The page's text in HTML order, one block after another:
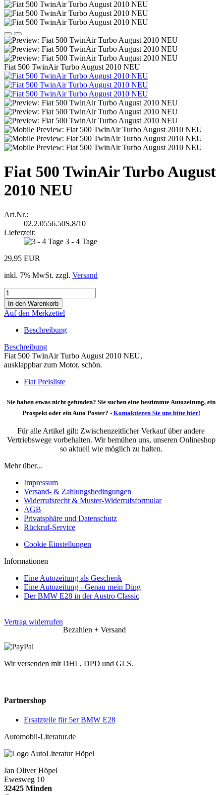
Fiat 500 TwinAir Turbo August 2010 NEU
Fiat 500 TwinAir Turbo August
2010 NEU
Art.Nr.:
02.2.0556.50S,8/10
Lieferzeit:
3 - 4 Tage
29,95 EUR
inkl. 7% MwSt. zzgl. Versand
Auf den Merkzettel
Beschreibung
Beschreibung
Fiat 500 TwinAir Turbo August 2010 NEU,
ausklappbar zum Motor, schön.
Fiat Preisliste
Sie haben etwas nicht gefunden? Sie suchen eine bestimmte Autozeitung, ein
Prospekt oder ein Auto Poster? - Kontaktieren Sie uns bitte hier!
Für alle Artikel gilt: Zwischenzeitlicher Verkauf über andere
Vertriebswege vorbehalten. Wir bemühen uns, unseren Onlineshop
so aktuell wie möglich zu halten.
Mehr über...
Impressum
Versand- & Zahlungsbedingungen
Widerrufsrecht & Muster-Widerrufsformular
AGB
Privatsphäre und Datenschutz
Rückruf-Service
Cookie Einstellungen
Informationen
Eine Autozeitung als Geschenk
Eine Autozeitung - Genau mein Ding
Der BMW E28 in der Austro Classic
Vertrag widerrufen
Bezahlen + Versand
Wir versenden mit DHL, DPD und GLS.
Partnershop
Ersatzteile für 5er BMW E28
Automobil-Literatur.de
Jan Oliver Höpel
Ewesweg 10
32425 Minden